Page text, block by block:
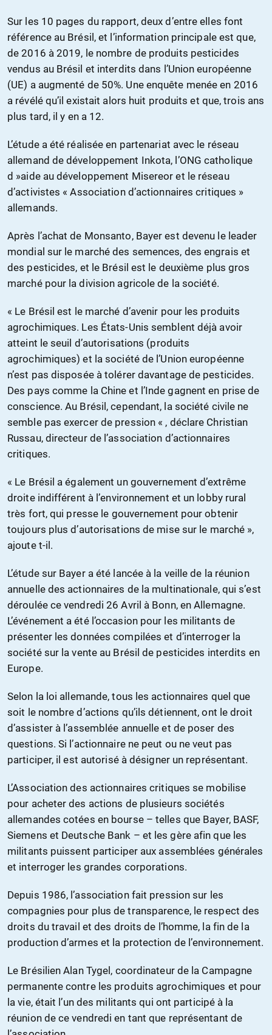
Sur les 10 pages du rapport, deux d’entre elles font
référence au Brésil, et l’information principale est que,
de 2016 à 2019, le nombre de produits pesticides
vendus au Brésil et interdits dans l’Union européenne
(UE) a augmenté de 50%. Une enquête menée en 2016
a révélé qu’il existait alors huit produits et que, trois ans
plus tard, il y en a 12.
L’étude a été réalisée en partenariat avec le réseau
allemand de développement Inkota, l’ONG catholique
d »aide au développement Misereor et le réseau
d’activistes « Association d’actionnaires critiques »
allemands.
Après l’achat de Monsanto, Bayer est devenu le leader
mondial sur le marché des semences, des engrais et
des pesticides, et le Brésil est le deuxième plus gros
marché pour la division agricole de la société.
« Le Brésil est le marché d’avenir pour les produits
agrochimiques. Les États-Unis semblent déjà avoir
atteint le seuil d’autorisations (produits
agrochimiques) et la société de l’Union européenne
n’est pas disposée à tolérer davantage de pesticides.
Des pays comme la Chine et l’Inde gagnent en prise de
conscience. Au Brésil, cependant, la société civile ne
semble pas exercer de pression « , déclare Christian
Russau, directeur de l’association d’actionnaires
critiques.
« Le Brésil a également un gouvernement d’extrême
droite indifférent à l’environnement et un lobby rural
très fort, qui presse le gouvernement pour obtenir
toujours plus d’autorisations de mise sur le marché »,
ajoute t-il.
L’étude sur Bayer a été lancée à la veille de la réunion
annuelle des actionnaires de la multinationale, qui s’est
déroulée ce vendredi 26 Avril à Bonn, en Allemagne.
L’événement a été l’occasion pour les militants de
présenter les données compilées et d’interroger la
société sur la vente au Brésil de pesticides interdits en
Europe.
Selon la loi allemande, tous les actionnaires quel que
soit le nombre d’actions qu’ils détiennent, ont le droit
d’assister à l’assemblée annuelle et de poser des
questions. Si l’actionnaire ne peut ou ne veut pas
participer, il est autorisé à désigner un représentant.
L’Association des actionnaires critiques se mobilise
pour acheter des actions de plusieurs sociétés
allemandes cotées en bourse – telles que Bayer, BASF,
Siemens et Deutsche Bank – et les gère afin que les
militants puissent participer aux assemblées générales
et interroger les grandes corporations.
Depuis 1986, l’association fait pression sur les
compagnies pour plus de transparence, le respect des
droits du travail et des droits de l’homme, la fin de la
production d’armes et la protection de l’environnement.
Le Brésilien Alan Tygel, coordinateur de la Campagne
permanente contre les produits agrochimiques et pour
la vie, était l’un des militants qui ont participé à la
réunion de ce vendredi en tant que représentant de